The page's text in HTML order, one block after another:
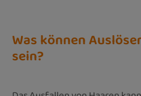
Was können
sein?